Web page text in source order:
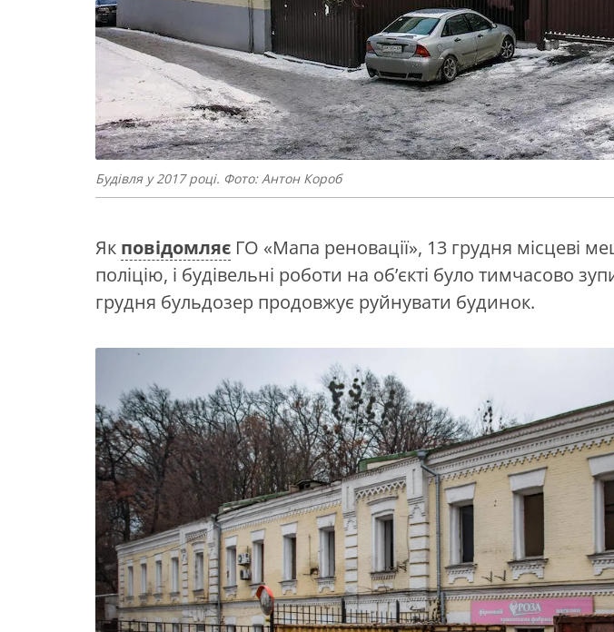
Будівля у 2017 році. Фото: Антон Короб
Як повідомляє ГО «Мапа реновації», 13 грудня місцеві
поліцію, і будівельні роботи на об’єкті було тимчасово
грудня бульдозер продовжує руйнувати будинок.